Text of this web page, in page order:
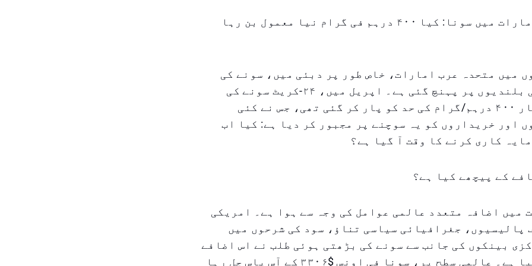
متحدہ عرب امارات میں سونا: کیا ۴۰۰ درہم فی گرام نیا معمول بن رہا
میں متحدہ عرب امارات، خاص طور پر دبئی میں، سونے کی
قیمت تاریخی بلندیوں پر پہنچ گئی ہے۔ اپریل میں، ۲۴-کریٹ سونے کی
قیمت پہلی بار ۴۰۰ درہم/گرام کی حد کو پار کر گئی تھی، جس نے کئی
اور خریداروں کو یہ سوچنے پر مجبور کر دیا ہے: کیا اب
کاری کرنے کا وقت آ گیا ہے؟
کے پیچھے کیا ہے؟
میں اضافہ متعدد عالمی عوامل کی وجہ سے ہوا ہے۔ امریکی
پالیسیوں، جغرافیائی سیاسی تناؤ، سود کی شرحوں میں
بینکوں کی جانب سے سونے کی بڑھتی ہوئی طلب نے اس اضافے
میں تعاون کیا ہے۔ عالمی سطح پر، سونا فی اونس $۳۳۰۶ کے آس پاس چل رہا